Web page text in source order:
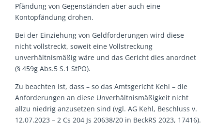
Pfändung von Gegenständen aber auch eine
Kontopfändung drohen.
Bei der Einziehung von Geldforderungen wird diese
nicht vollstreckt, soweit eine Vollstreckung
unverhältnismäßig wäre und das Gericht dies anordnet
(§ 459g Abs.5 S.1 StPO).
Zu beachten ist, dass – so das Amtsgericht Kehl – die
Anforderungen an diese Unverhältnismäßigkeit nicht
allzu niedrig anzusetzen sind (vgl. AG Kehl, Beschluss v.
12.07.2023 – 2 Cs 204 Js 20638/20 in BeckRS 2023, 17416).